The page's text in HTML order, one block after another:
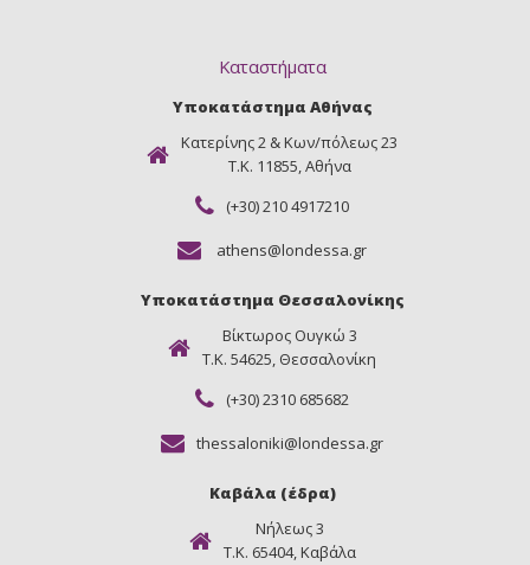
Καταστήματα
Υποκατάστημα Αθήνας
Κατερίνης 2 & Κων/πόλεως 23
Τ.Κ. 11855, Αθήνα
(+30) 210 4917210
athens@londessa.gr
Υποκατάστημα Θεσσαλονίκης
Βίκτωρος Ουγκώ 3
Τ.Κ. 54625, Θεσσαλονίκη
(+30) 2310 685682
thessaloniki@londessa.gr
Καβάλα (έδρα)
Νήλεως 3
Τ.Κ. 65404, Καβάλα